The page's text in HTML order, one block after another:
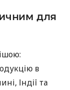
для
в
Індії та